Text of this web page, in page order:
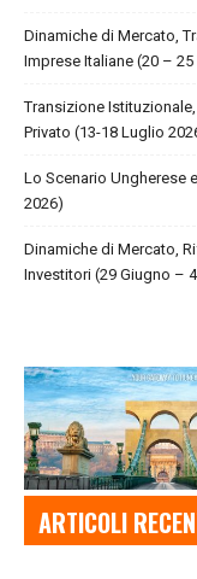
Dinamiche di Mercato,
Imprese Italiane (20 –
Transizione
Privato (13-18 Luglio
Lo Scenario Ungherese
2026)
Dinamiche di Mercato,
Investitori (29 Giugno –
ARTICOLI